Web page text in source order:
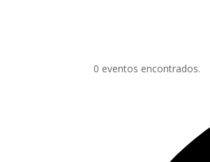
0 eventos encontrados.